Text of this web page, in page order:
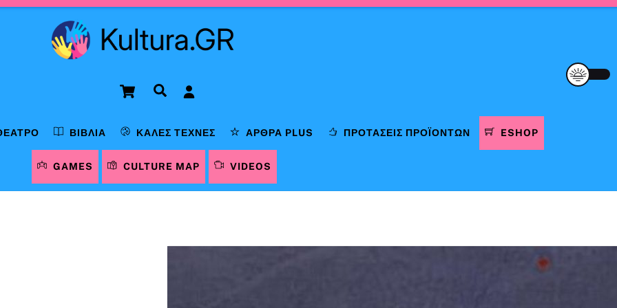
Cart Αναζήτηση
ΒΙΒΛΊΑ ΚΑΛΈΣ ΤΈΧΝΕΣ ΆΡΘΡΑ PLUS ΠΡΟΤΆΣΕΙΣ ΠΡΟΪΌΝΤΩΝ ESHOP
GAMES CULTURE MAP VIDEOS